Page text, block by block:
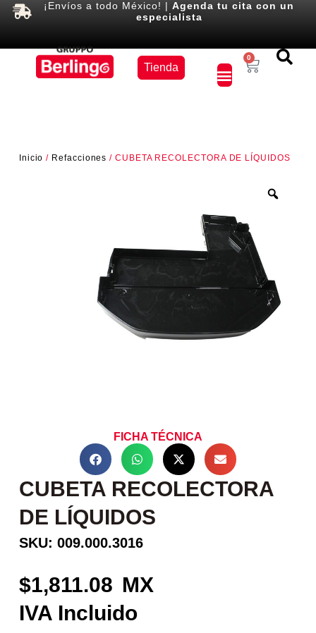
¡Envíos a todo México! |Agenda tu cita con un
especialista
Tienda
0
Inicio / Refacciones / CUBETA RECOLECTORA DE LÍQUIDOS
FICHA TÉCNICA
CUBETA RECOLECTORA
DE LÍQUIDOS
SKU: 009.000.3016
1,811.08